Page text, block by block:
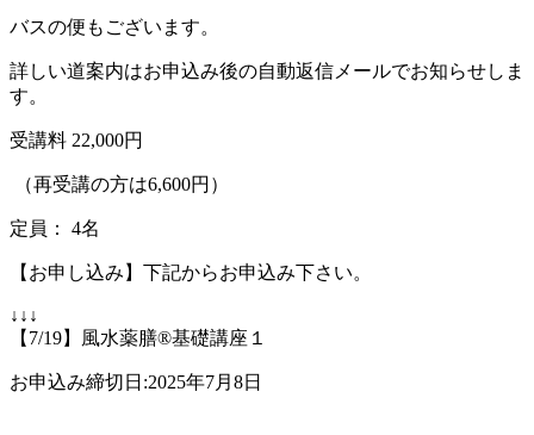
バスの便もございます。
詳しい道案内はお申込み後の自動返信メールでお知らせしま
す。
受講料 22,000円
（再受講の方は6,600円）
定員： 4名
【お申し込み】下記からお申込み下さい。
↓↓↓
【7/19】風水薬膳®︎基礎講座１
お申込み締切日:2025年7月8日